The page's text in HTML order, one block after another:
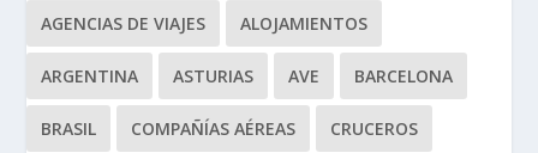
AGENCIAS DE VIAJES ALOJAMIENTOS
ARGENTINA ASTURIAS AVE BARCELONA
BRASIL COMPAÑÍAS AÉREAS CRUCEROS